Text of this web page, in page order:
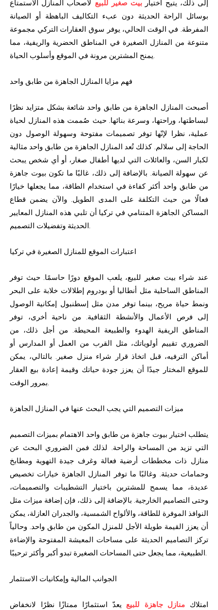
إلى ذلك، يتيح اختيار بيت صغير للبيع لأصحاب المنازل الاستمتاع
بوسائل الراحة الحديثة دون عبء التكاليف الباهظة أو الصيانة
المفرطة. في الوقت الحالي، يوفر سوق العقارات التركي مجموعة
متنوعة من المنازل الصغيرة في المناطق الحضرية والريفية، مما
يمنح المشترين مرونة في الموقع وأسلوب الحياة.
فهم مزايا المنازل الجاهزة من طابق واحد
أصبحت المنازل الجاهزة من طابق واحد شائعة بشكل متزايد نظرًا
لبساطتها، وراحتها، وسرعة بنائها. حيث صُممت هذه المنازل لحياة
عملية، نظرا لإنّها توفر تصميمات مفتوحة وسهولة الوصول دون
الحاجة إلى سلالم. كذلك تُعد المنازل الجاهزة من طابق واحد مثالية
لكبار السن، والعائلات التي لديها أطفال صغار، أو أي شخص يبحث
عن سهولة الصيانة. بالإضافة إلى ذلك، غالبًا ما تكون بيوت جاهزة
من طابق واحد أكثر كفاءة في استخدام الطاقة، مما يجعلها خيارًا
فعالًا من حيث التكلفة على المدى الطويل. والآن يضمن قطاع
المساكن الجاهزة المتنامي في تركيا أن تلبي هذه المنازل المعايير
الحديثة وتفضيلات التصميم.
اعتبارات الموقع للمنازل الصغيرة في تركيا
عند شراء بيت صغير للبيع، يلعب الموقع دورًا حاسمًا. حيث توفر
المناطق الساحلية مثل أنطاليا أو بودروم إطلالات خلابة على البحر
ونمط حياة مريح، بينما توفر مدن مثل إسطنبول إمكانية الوصول
إلى فرص الأعمال والأنشطة الثقافية. من ناحية أخرى، توفر
المناطق الريفية الهدوء والطبيعة المحيطة. من أجل ذلك، من
الضروري تقييم أولوياتك، مثل القرب من العمل أو المدارس أو
أماكن الترفيه، قبل اتخاذ قرار شراء منزل صغير. بالتالي، يمكن
للموقع المختار جيدًا أن يعزز جودة حياتك وقيمة إعادة بيع العقار
بمرور الوقت.
ميزات التصميم التي يجب البحث عنها في المنازل الجاهزة
يتطلب اختيار بيوت جاهزة من طابق واحد الاهتمام بميزات التصميم
التي تزيد من المساحة والراحة. لذلك فمن الضروري البحث عن
منازل ذات مخططات أرضية فعالة وغرف جيدة التهوية ومطابخ
وحمامات حديثة. وغالبًا ما توفر المنازل الجاهزة خيارات تخصيص
عديدة، مما يسمح للمشترين باختيار التشطيبات والتصميمات،
وحتى التصاميم الخارجية. بالإضافة إلى ذلك، فإن إضافة ميزات مثل
النوافذ الموفرة للطاقة، والألواح الشمسية، والجدران العازلة، يمكن
أن يعزز القيمة طويلة الأجل للمنزل المكون من طابق واحد. وحالياً
تركز التصاميم الحديثة على مساحات المعيشة المفتوحة والإضاءة
الطبيعية، مما يجعل حتى المساحات الصغيرة تبدو أكبر وأكثر ترحيبًا.
الجوانب المالية وإمكانيات الاستثمار
امتلاك منازل جاهزة للبيع يعدّ استثمارًا ممتازًا نظرًا لانخفاض